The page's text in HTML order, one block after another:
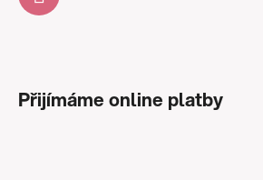
Přijímáme online platby